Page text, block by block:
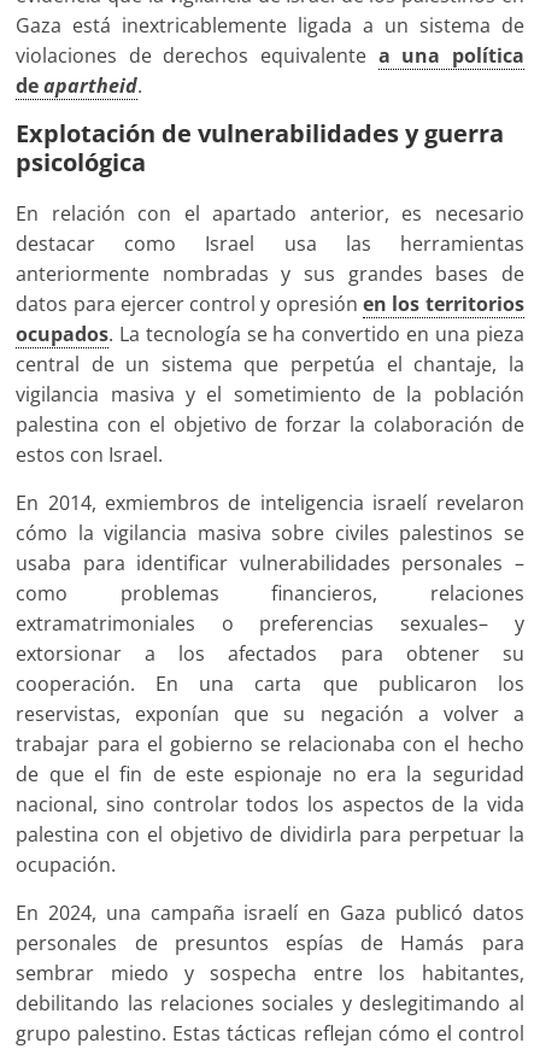
Gaza está inextricablemente ligada a un sistema de
violaciones de derechos equivalente a una política
deapartheid.
Explotación de vulnerabilidades y guerra
psicológica
En relación con el apartado anterior, es necesario
destacar como Israel usa las herramientas
anteriormente nombradas y sus grandes bases de
datos para ejercer control y opresiónen los territorios
ocupados. La tecnología se ha convertido en una pieza
central de un sistema que perpetúa el chantaje, la
vigilancia masiva y el sometimiento de la población
palestina con el objetivo de forzar la colaboración de
estos con Israel.
En 2014, exmiembros de inteligencia israelí revelaron
cómo la vigilancia masiva sobre civiles palestinos se
usaba para identificar vulnerabilidades personales –
como problemas financieros, relaciones
extramatrimoniales o preferencias sexuales– y
extorsionar a los afectados para obtener su
cooperación. En una carta que publicaron los
reservistas, exponían que su negación a volver a
trabajar para el gobierno se relacionaba con el hecho
de que el fin de este espionaje no era la seguridad
nacional, sino controlar todos los aspectos de la vida
palestina con el objetivo de dividirla para perpetuar la
ocupación.
En 2024, una campaña israelí en Gaza publicó datos
personales de presuntos espías de Hamás para
sembrar miedo y sospecha entre los habitantes,
debilitando las relaciones sociales y deslegitimando al
grupo palestino. Estas tácticas reflejan cómo el control